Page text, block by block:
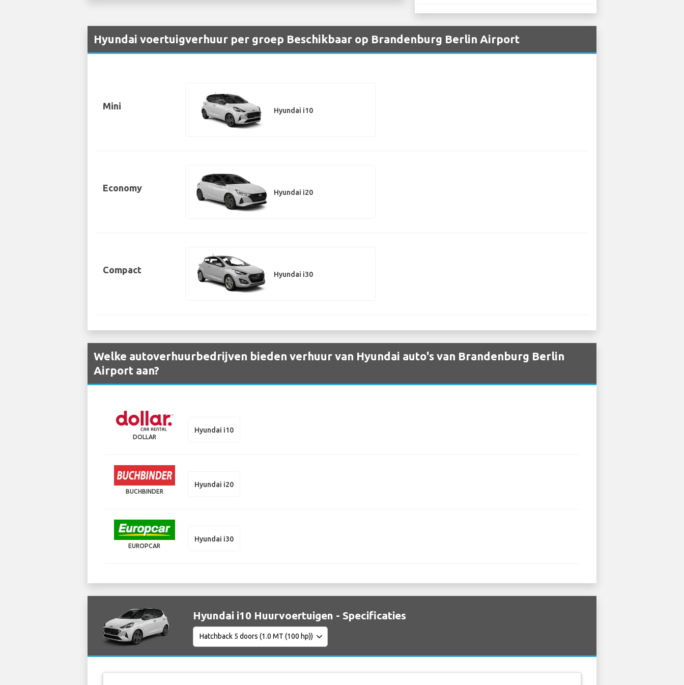
Hyundai voertuigverhuur per groep Beschikbaar op Brandenburg Berlin Airport
Mini Hyundai i10
Economy Hyundai i20
Compact Hyundai i30
Welke autoverhuurbedrijven bieden verhuur van Hyundai auto's van Brandenburg Berlin
Airport aan?
DOLLAR
Hyundai i10
BUCHBINDER
Hyundai i20
EUROPCAR
Hyundai i30
Hyundai i10 Huurvoertuigen - Specificaties